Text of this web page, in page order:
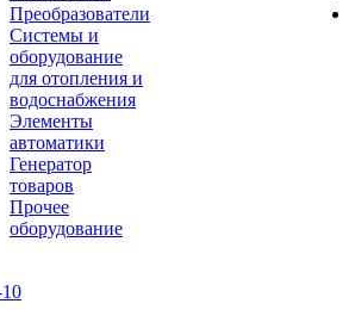
Преобразователи
Системы и
оборудование
для отопления и
водоснабжения
Элементы
автоматики
Генератор
товаров
Прочее
оборудование